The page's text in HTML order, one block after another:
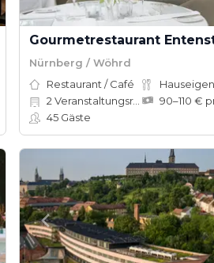
Gourmetrestaurant
Nürnberg / Wöhrd
Restaurant / Café
2 Veranstaltungsräume
45 Gäste